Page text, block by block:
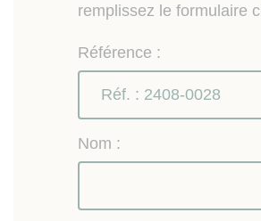
remplissez le formulaire
Référence :
Nom :